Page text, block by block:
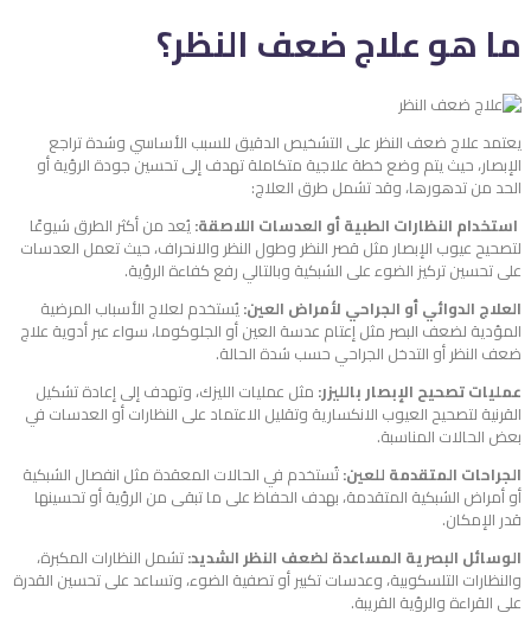
ما هو علاج ضعف النظر؟
يعتمد علاج ضعف النظر على التشخيص الدقيق للسبب الأساسي وشدة تراجع
الإبصار، حيث يتم وضع خطة علاجية متكاملة تهدف إلى تحسين جودة الرؤية أو
الحد من تدهورها، وقد تشمل طرق العلاج:
استخدام النظارات الطبية أو العدسات اللاصقة:يُعد من أكثر الطرق شيوعًا
لتصحيح عيوب الإبصار مثل قصر النظر وطول النظر والانحراف، حيث تعمل العدسات
على تحسين تركيز الضوء على الشبكية وبالتالي رفع كفاءة الرؤية.
العلاج الدوائي أو الجراحي لأمراض العين:يُستخدم لعلاج الأسباب المرضية
المؤدية لضعف البصر مثل إعتام عدسة العين أو الجلوكوما، سواء عبرأدوية علاج
ضعف النظرأو التدخل الجراحي حسب شدة الحالة.
عمليات تصحيح الإبصار بالليزر: مثل عمليات الليزك، وتهدف إلى إعادة تشكيل
القرنية لتصحيح العيوب الانكسارية وتقليل الاعتماد على النظارات أو العدسات في
بعض الحالات المناسبة.
الجراحات المتقدمة للعين:تُستخدم في الحالات المعقدة مثل انفصال الشبكية
أو أمراض الشبكية المتقدمة، بهدف الحفاظ على ما تبقى من الرؤية أو تحسينها
قدر الإمكان.
الوسائل البصرية المساعدة لضعف النظر الشديد:تشمل النظارات المكبرة،
والنظارات التلسكوبية، وعدسات تكبير أو تصفية الضوء، وتساعد على تحسين القدرة
على القراءة والرؤية القريبة.